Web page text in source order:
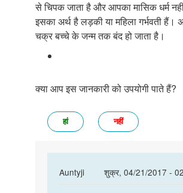
से चिपक जाता है और आपका मासिक धर्म नहीं
इसका अर्थ है लड़की या महिला गर्भवती हैं।
चक्र बच्चे के जन्म तक बंद हो जाता है।
क्या आप इस जानकारी को उपयोगी पाते हैं?
हां नहीं
Auntyji
शुक्र, 04/21/2017 -
In